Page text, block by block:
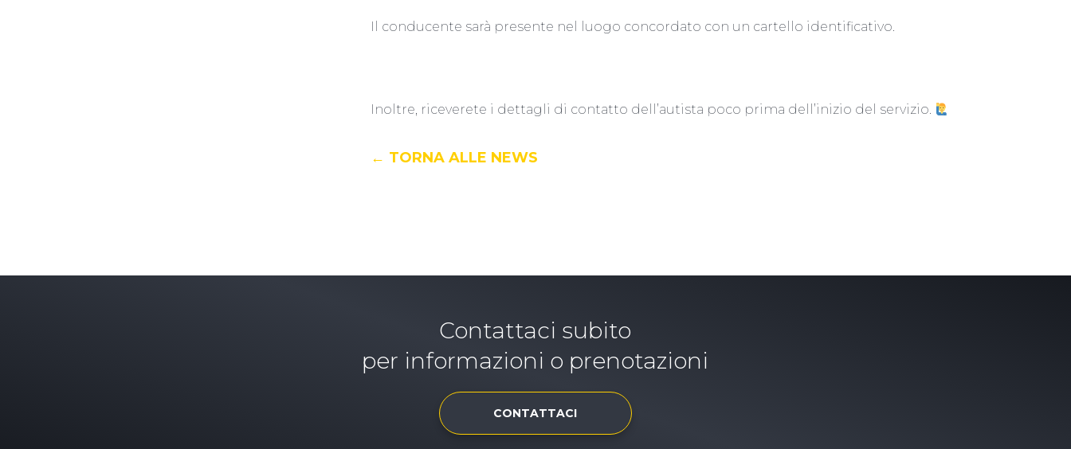
Il conducente sarà presente nel luogo concordato con un cartello identificativo.
Inoltre, riceverete i dettagli di contatto dell’autista poco prima dell’inizio del servizio.
← TORNA ALLE NEWS
Contattaci subito
per informazioni o prenotazioni
CONTATTACI